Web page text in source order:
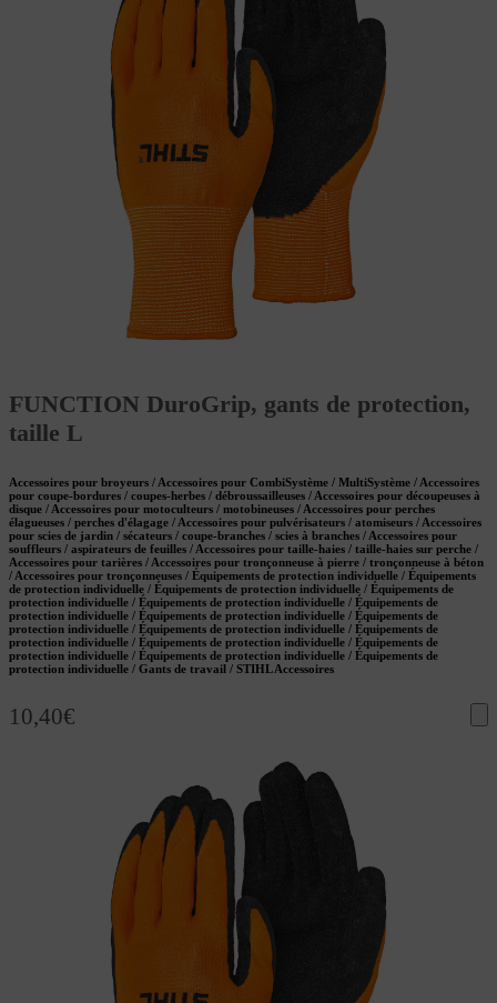
FUNCTION DuroGrip, gants de protection,
taille L
Accessoires pour broyeurs / Accessoires pour CombiSystème / MultiSystème / Accessoires
pour coupe-bordures / coupes-herbes / débroussailleuses / Accessoires pour découpeuses à
disque / Accessoires pour motoculteurs / motobineuses / Accessoires pour perches
élagueuses / perches d'élagage / Accessoires pour pulvérisateurs / atomiseurs / Accessoires
pour scies de jardin / sécateurs / coupe-branches / scies à branches / Accessoires pour
souffleurs / aspirateurs de feuilles / Accessoires pour taille-haies / taille-haies sur perche /
Accessoires pour tarières / Accessoires pour tronçonneuse à pierre / tronçonneuse à béton
/ Accessoires pour tronçonneuses / Équipements de protection individuelle / Équipements
de protection individuelle / Équipements de protection individuelle / Équipements de
protection individuelle / Équipements de protection individuelle / Équipements de
protection individuelle / Équipements de protection individuelle / Équipements de
protection individuelle / Équipements de protection individuelle / Équipements de
protection individuelle / Équipements de protection individuelle / Équipements de
protection individuelle / Équipements de protection individuelle / Équipements de
protection individuelle / Gants de travail / STIHL Accessoires
10,40€